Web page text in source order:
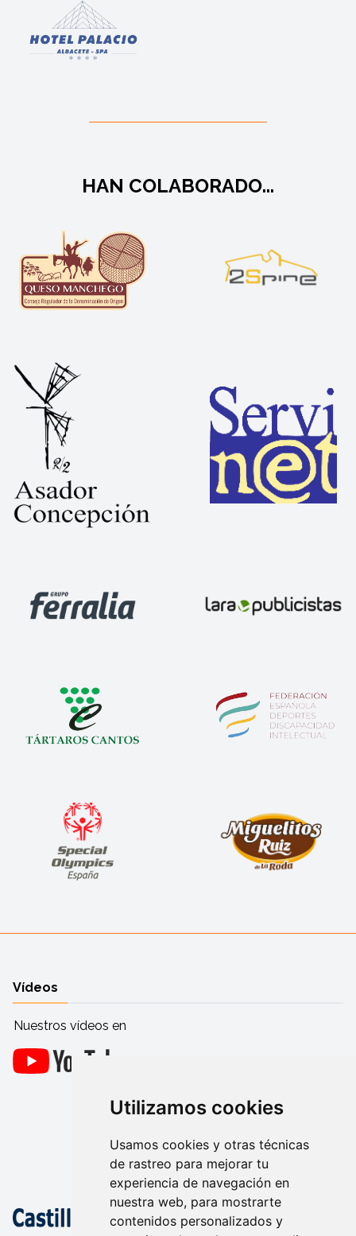
Utilizamos cookies
Usamos cookies y otras técnicas
de rastreo para mejorar tu
experiencia de navegación en
nuestra web, para mostrarte
contenidos personalizados y
HAN COLABORADO...
Vídeos
Nuestros vídeos en